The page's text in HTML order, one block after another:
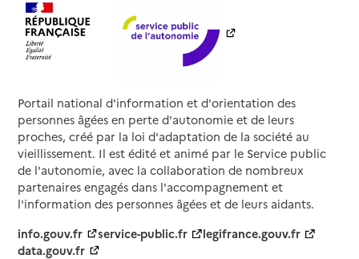
Portail national d'information et d'orientation des
personnes âgées en perte d'autonomie et de leurs
proches, créé par la loi d'adaptation de la société au
vieillissement. Il est édité et animé par le Service public
de l'autonomie, avec la collaboration de nombreux
partenaires engagés dans l'accompagnement et
l'information des personnes âgées et de leurs aidants.
info.gouv.fr
service-public.fr
legifrance.gouv.fr
data.gouv.fr